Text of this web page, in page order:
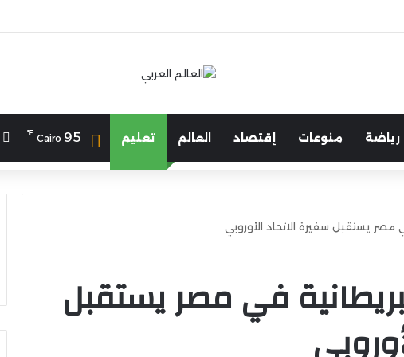
رياضة منوعات إقتصاد العالم تعليم Cairo 95
℉
مصر يستقبل سفيرة الاتحاد الأوروبي
في مصر يستقبل